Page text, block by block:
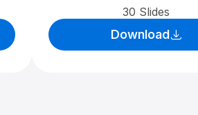
30 Slides
Download